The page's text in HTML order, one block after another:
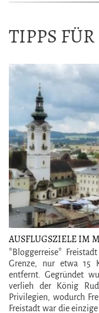
TIPPS
AUSFLUGSZIELE IM
FREISTADT, DIE
OBERÖSTERREICH
*Bloggerreise*
Grenze, nur etwa 15
entfernt. Gegründet
verlieh der König
Privilegien, wodurch
Freistadt war die